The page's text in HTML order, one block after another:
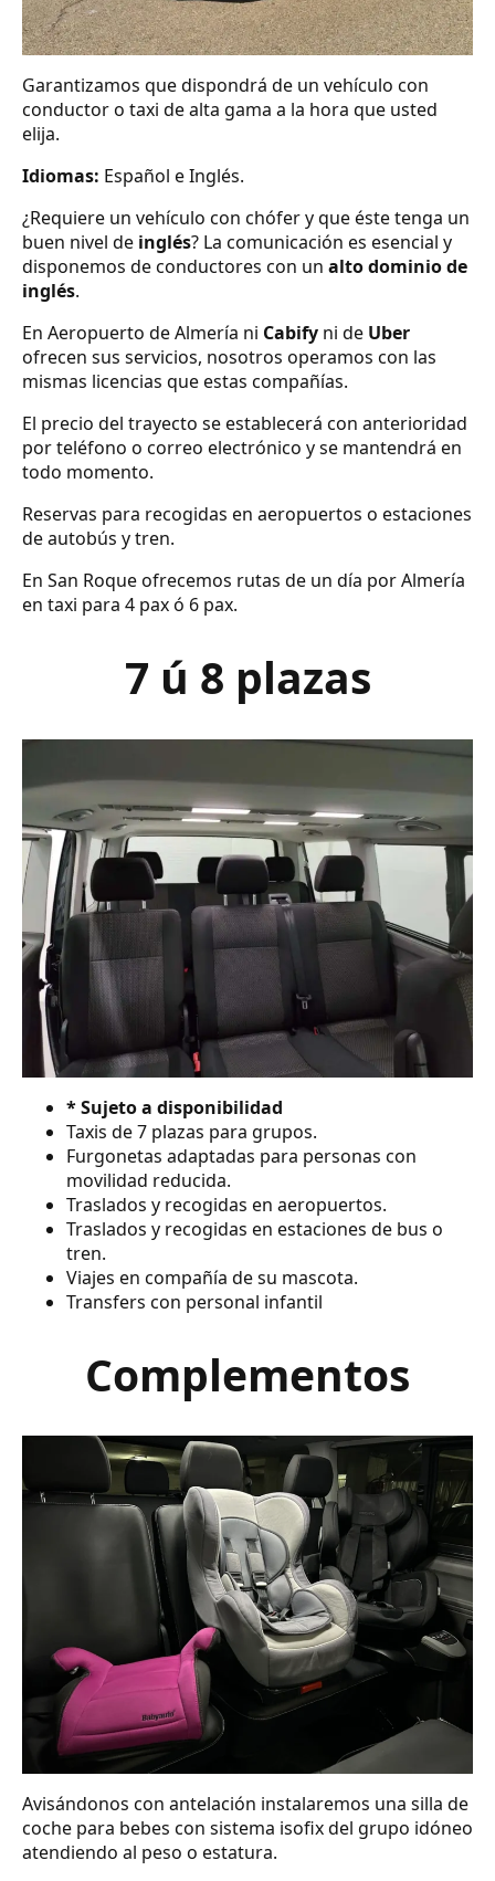
Garantizamos que dispondrá de un vehículo con
conductor o taxi de alta gama a la hora que usted
elija.
Idiomas: Español e Inglés.
¿Requiere un vehículo con chófer y que éste tenga un
buen nivel de inglés? La comunicación es esencial y
disponemos de conductores con un alto dominio de
inglés.
En Aeropuerto de Almería ni Cabify ni de Uber
ofrecen sus servicios, nosotros operamos con las
mismas licencias que estas compañías.
El precio del trayecto se establecerá con anterioridad
por teléfono o correo electrónico y se mantendrá en
todo momento.
Reservas para recogidas en aeropuertos o estaciones
de autobús y tren.
En San Roque ofrecemos rutas de un día por Almería
en taxi para 4 pax ó 6 pax.
7 ú 8 plazas
* Sujeto a disponibilidad
Taxis de 7 plazas para grupos.
Furgonetas adaptadas para personas con
movilidad reducida.
Traslados y recogidas en aeropuertos.
Traslados y recogidas en estaciones de bus o
tren.
Viajes en compañía de su mascota.
Transfers con personal infantil
Complementos
Avisándonos con antelación instalaremos una silla de
coche para bebes con sistema isofix del grupo idóneo
atendiendo al peso o estatura.